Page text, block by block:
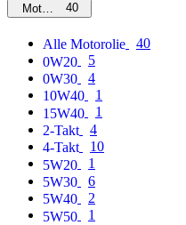
Motorolie40
Alle Motorolie
40
0W20
5
0W30
4
10W40
1
15W40
1
2-Takt
4
4-Takt
10
5W20
1
5W30
6
5W40
2
5W50
1